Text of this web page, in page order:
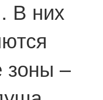
В них
зоны –